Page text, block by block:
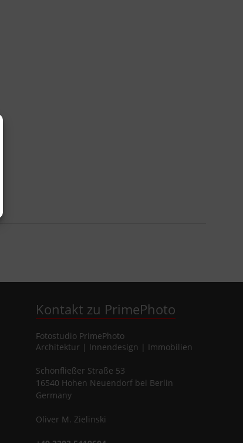
Kontakt zu PrimePhoto
Fotostudio PrimePhoto
Architektur | Innendesign | Immobilien
Schönfließer Straße 53
16540 Hohen Neuendorf bei Berlin
Germany
Oliver M. Zielinski